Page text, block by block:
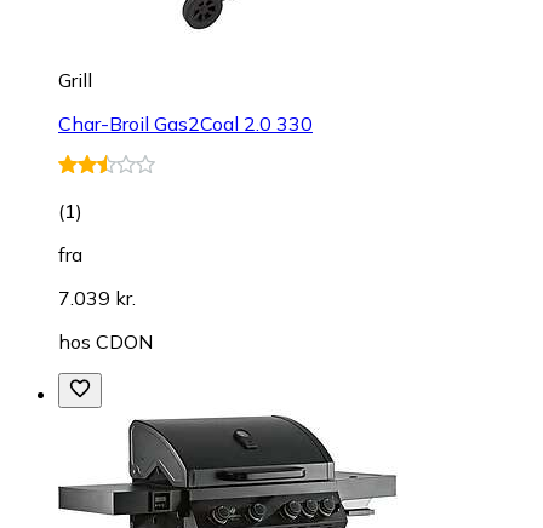
Grill
Char-Broil Gas2Coal 2.0 330
(1)
fra
7.039 kr.
hos CDON